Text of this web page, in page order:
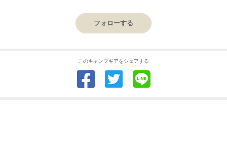
フォローする
このキャンプギアをシェアする